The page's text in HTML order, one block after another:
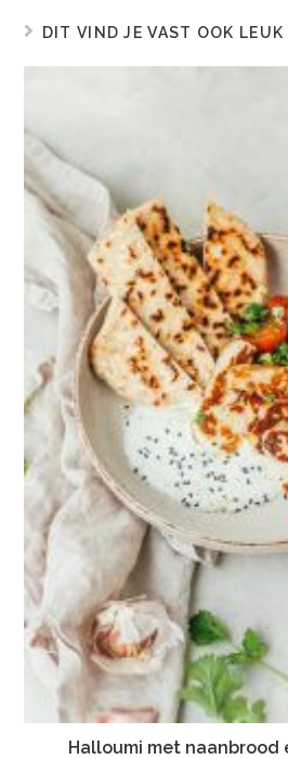
DIT VIND JE VAST OOK LEUK
Halloumi met naanbrood